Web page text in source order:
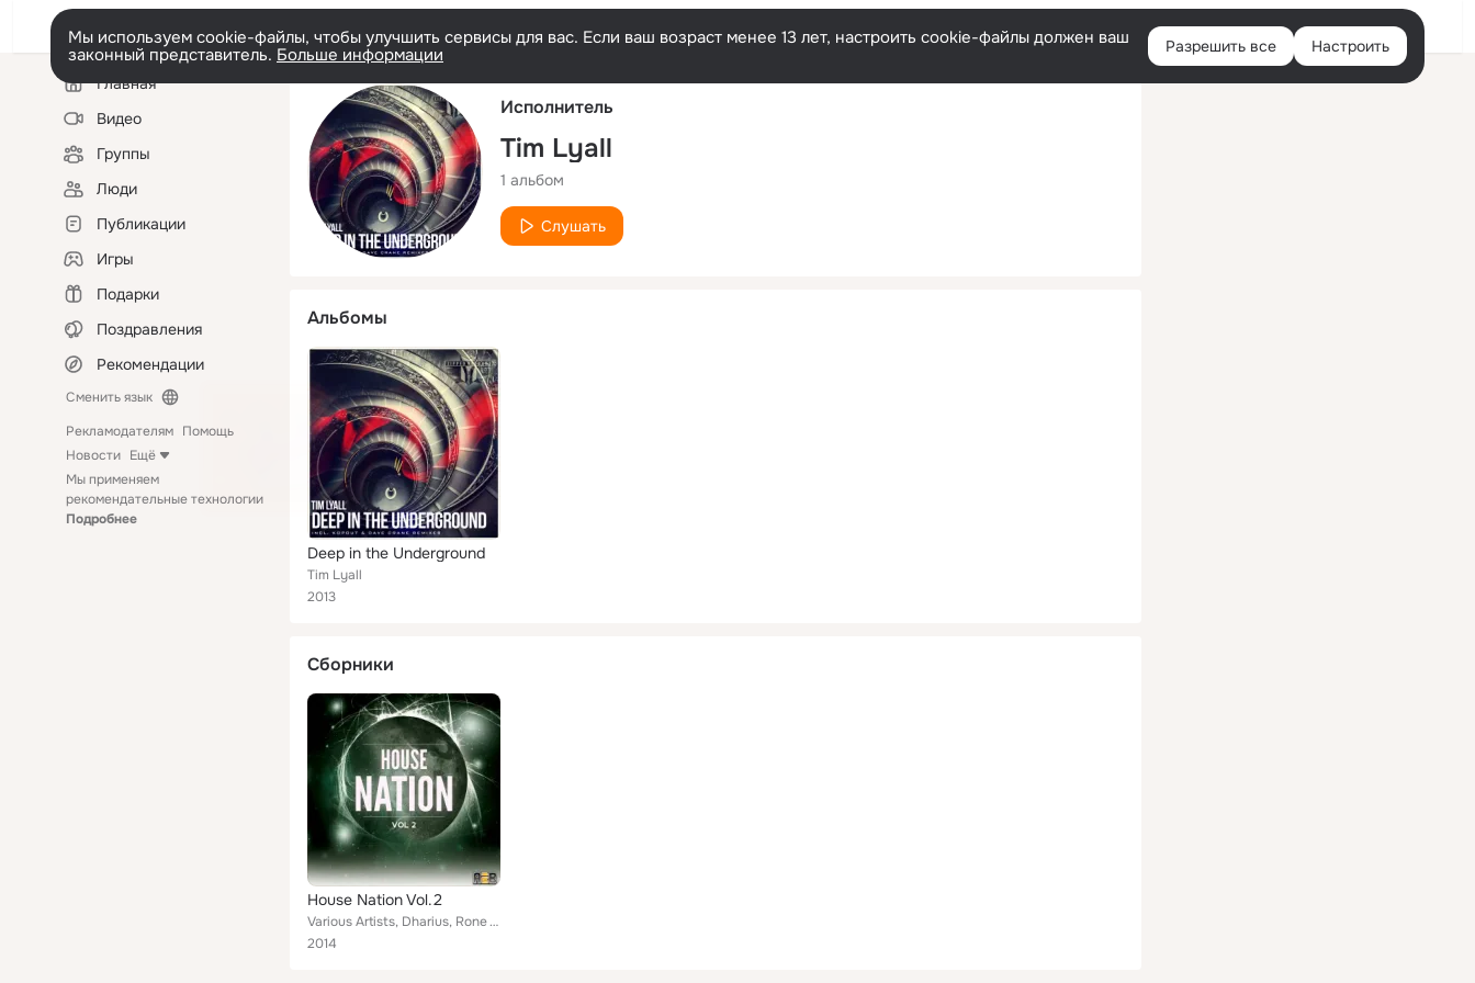
Русский Войти
Мы используем cookie-файлы, чтобы улучшить сервисы для вас. Если ваш возраст менее 13 лет, настроить cookie-файлы должен ваш
законный представитель. Больше информации Разрешить все Настроить
Левая
колонкаГлавная
Видео
Группы
Люди
Публикации
Игры
Подарки
Поздравления
Рекомендации
Сменить язык
Рекламодателям Помощь
Новости Ещё
Мы применяем
рекомендательные технологии
Подробнее
Исполнитель
Tim Lyall
1 альбом
Слушать
Альбомы
Deep in the Underground
Tim Lyall
2013
Сборники
House Nation Vol.2
Various Artists, Dharius, Rone White, Yura Just, ArtistDream, Dani Corbalan, Tim Lyall, Avsr, Igor Dorohov, Lenny Fontana, Ailur...
2014